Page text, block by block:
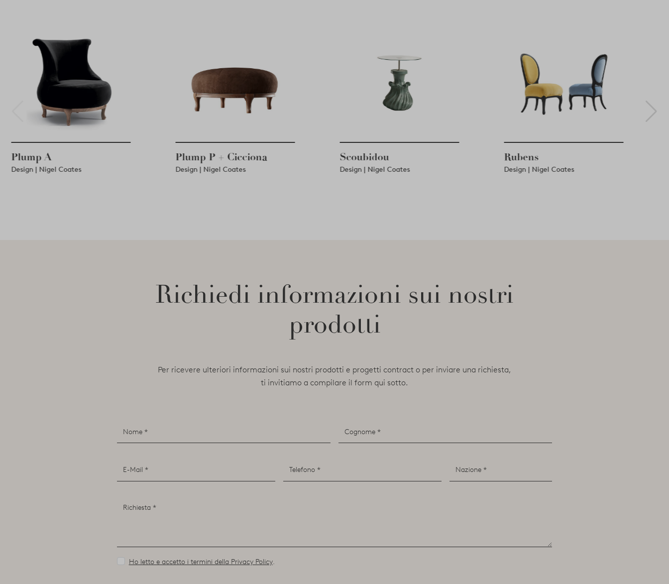
Plump A
Design | Nigel Coates
Plump P + Cicciona
Design | Nigel Coates
Scoubidou
Design | Nigel Coates
Rubens
Design | Nigel Coates
Richiedi informazioni sui nostri
prodotti
Per ricevere ulteriori informazioni sui nostri prodotti e progetti contract o per inviare una richiesta,
ti invitiamo a compilare il form qui sotto.
Ho letto e accetto i termini della Privacy Policy.